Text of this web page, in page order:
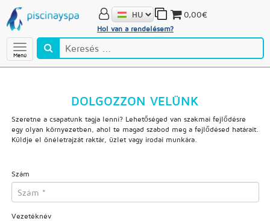
Menú
Hol van a rendelésem?
0,00€
DOLGOZZON VELÜNK
Szeretne a csapatunk tagja lenni? Lehetőséged van szakmai fejlődésre
egy olyan környezetben, ahol te magad szabod meg a fejlődésed határait.
Küldje el önéletrajzát raktár, üzlet vagy irodai munkára.
Szám
Vezetéknév